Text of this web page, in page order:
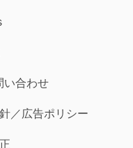
い合わせ
／広告ポリシー